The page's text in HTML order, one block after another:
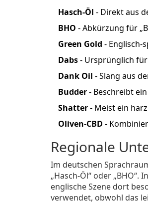
Hasch‑Öl - Direkt aus
BHO - Abkürzung für
Green Gold -
Dabs- Ursprünglich
Dank Oil - Slang aus
Budder- Beschreibt
Shatter- Meist ein
Oliven‑CBD -
Regionale
Im deutschen
„Hasch‑Öl“ oder
englische Szene dort
verwendet, obwohl das